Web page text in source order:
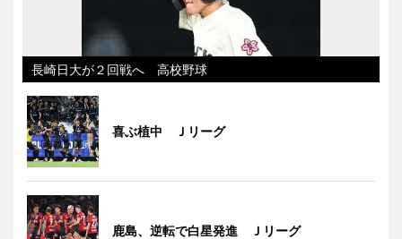
長崎日大が２回戦へ 高校野球
喜ぶ植中 Ｊリーグ
鹿島、逆転で白星発進 Ｊリーグ